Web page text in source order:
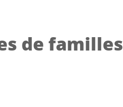
de familles